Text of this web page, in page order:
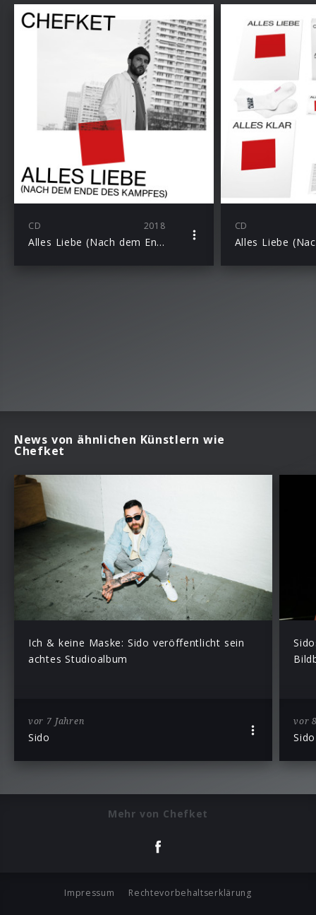
CD 2018
Alles Liebe (Nach dem Ende des Kampfes)
CD
News von ähnlichen Künstlern wie
Chefket
Ich & keine Maske: Sido veröffentlicht sein
achtes Studioalbum
vor 7 Jahren
Sido
vor
Sido
Mehr von Chefket
Impressum Rechtevorbehaltserklärung